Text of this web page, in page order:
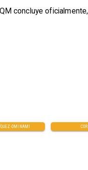
concluye
OMINAMI